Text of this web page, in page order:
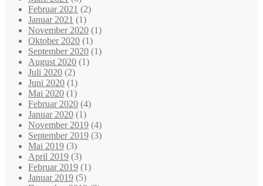
Februar 2021 (2)
Januar 2021 (1)
November 2020 (1)
Oktober 2020 (1)
September 2020 (1)
August 2020 (1)
Juli 2020 (2)
Juni 2020 (1)
Mai 2020 (1)
Februar 2020 (4)
Januar 2020 (1)
November 2019 (4)
September 2019 (3)
Mai 2019 (3)
April 2019 (3)
Februar 2019 (1)
Januar 2019 (5)